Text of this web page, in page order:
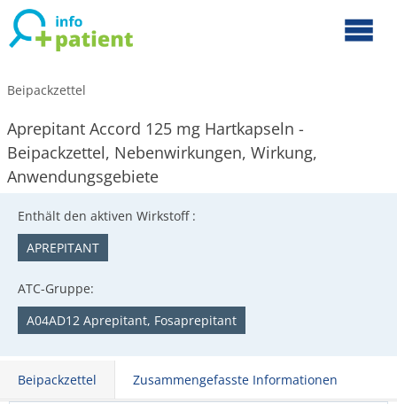
Beipackzettel
Aprepitant Accord 125 mg Hartkapseln -
Beipackzettel, Nebenwirkungen, Wirkung,
Anwendungsgebiete
Enthält den aktiven Wirkstoff :
APREPITANT
ATC-Gruppe:
A04AD12 Aprepitant, Fosaprepitant
Beipackzettel Zusammengefasste Informationen